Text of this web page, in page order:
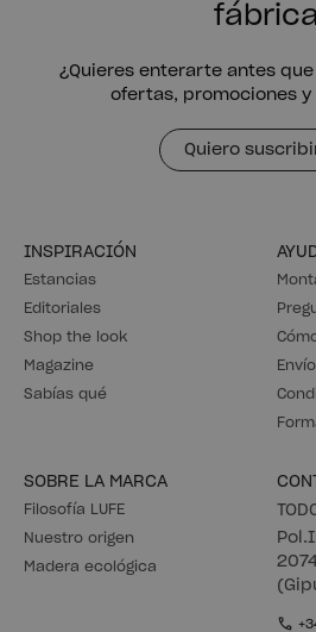
fábrica
¿Quieres enterarte antes
ofertas, promociones y
Quiero
INSPIRACIÓN
Estancias
Editoriales
Shop the look
Magazine
Sabías qué
SOBRE LA MARCA
Filosofía LUFE
Nuestro origen
Madera ecológica